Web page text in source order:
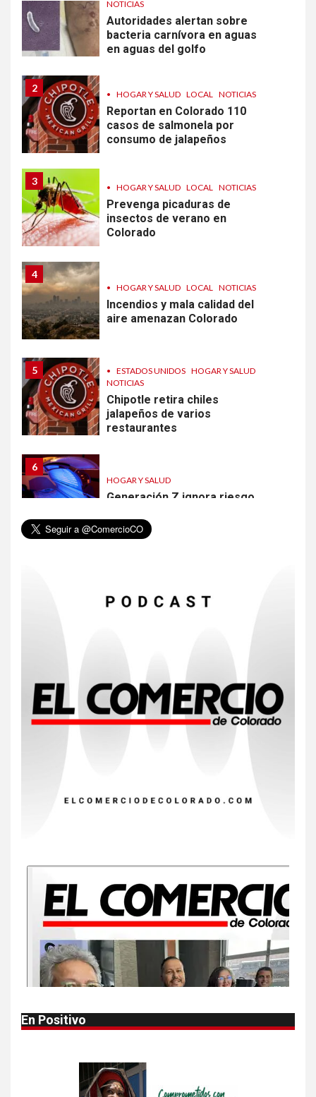
NOTICIAS
Autoridades alertan sobre
bacteria carnívora en aguas
en aguas del golfo
2
• HOGAR Y SALUD LOCAL NOTICIAS
Reportan en Colorado 110
casos de salmonela por
consumo de jalapeños
3
• HOGAR Y SALUD LOCAL NOTICIAS
Prevenga picaduras de
insectos de verano en
Colorado
4
• HOGAR Y SALUD LOCAL NOTICIAS
Incendios y mala calidad del
aire amenazan Colorado
5 • ESTADOS UNIDOS HOGAR Y SALUD
NOTICIAS
Chipotle retira chiles
jalapeños de varios
restaurantes
6
HOGAR Y SALUD
Generación Z ignora riesgo
compradores e inquilinos
Insistir también tiene su
precio
en Michigan
NOTICIAS
Más casos de sarampión en
EEUU este año que en 2025
• ESTADOS UNIDOS HOGAR Y SALUD
NOTICIAS
Autoridades alertan sobre
bacteria carnívora en aguas
Reportan en Colorado 110
casos de salmonela por
consumo de jalapeños
En Positivo